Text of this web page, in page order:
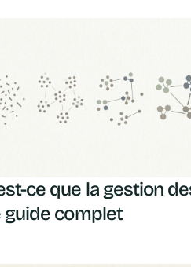
ce que la gestion
guide complet